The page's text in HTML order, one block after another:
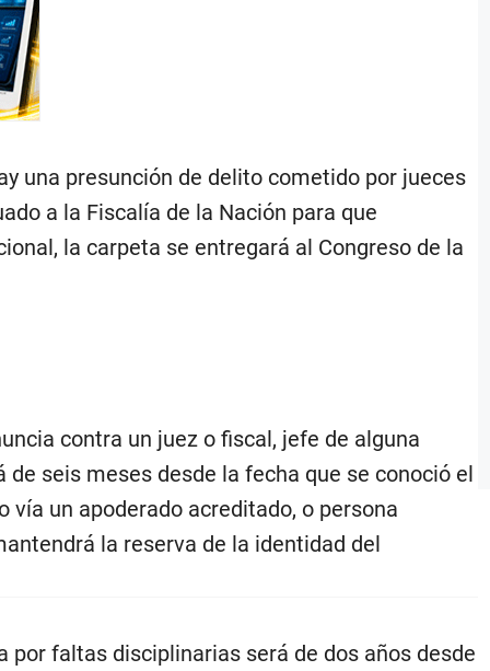
una presunción de delito cometido por jueces
a la Fiscalía de la Nación para que
la carpeta se entregará al Congreso de la
contra un juez o fiscal, jefe de alguna
seis meses desde la fecha que se conoció el
vía un apoderado acreditado, o persona
la reserva de la identidad del
faltas disciplinarias será de dos años desde